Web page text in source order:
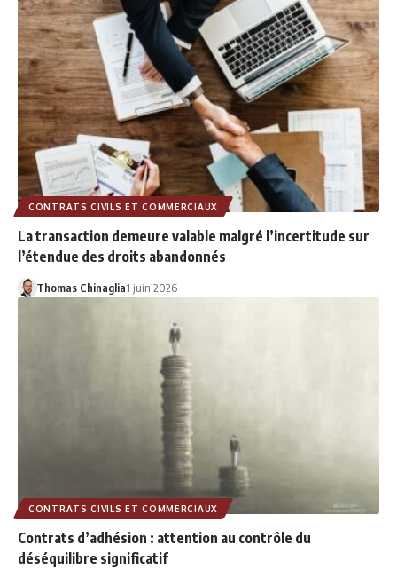
CONTRATS CIVILS ET COMMERCIAUX
La transaction demeure valable malgré l’incertitude sur
l’étendue des droits abandonnés
Thomas Chinaglia1 juin 2026
CONTRATS CIVILS ET COMMERCIAUX
Contrats d’adhésion : attention au contrôle du
déséquilibre significatif